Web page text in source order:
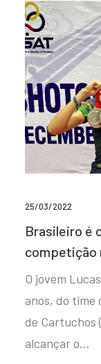
25/03/2022
Brasileiro é
competição
O jovem
anos, do time
de Cartuchos
alcançar o…